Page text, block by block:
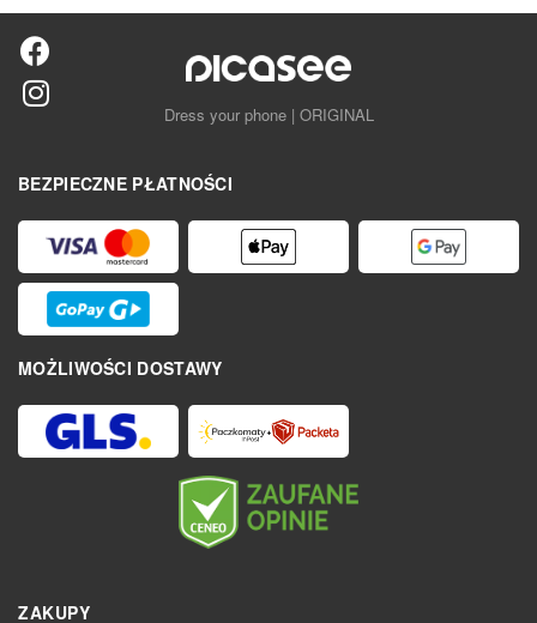
Dress your phone | ORIGINAL
BEZPIECZNE PŁATNOŚCI
MOŻLIWOŚCI DOSTAWY
ZAKUPY